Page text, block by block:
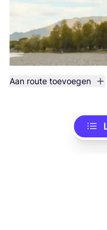
Aan route toevoegen